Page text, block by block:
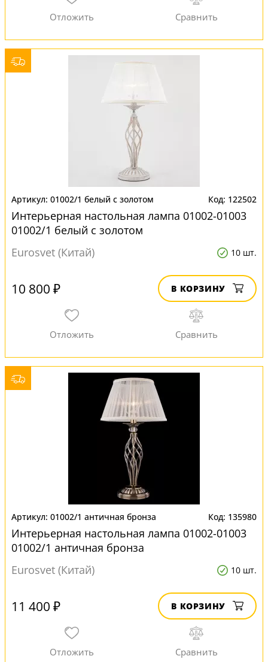
01002/1 белый с золотом 122502
Интерьерная настольная лампа 01002-01003
01002/1 белый с золотом
Eurosvet (Китай)
10 шт.
10 800 ₽ В КОРЗИНУ
01002/1 античная бронза 135980
Интерьерная настольная лампа 01002-01003
01002/1 античная бронза
Eurosvet (Китай)
10 шт.
11 400 ₽ В КОРЗИНУ